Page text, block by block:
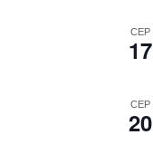
СЕР
17
СЕР
20